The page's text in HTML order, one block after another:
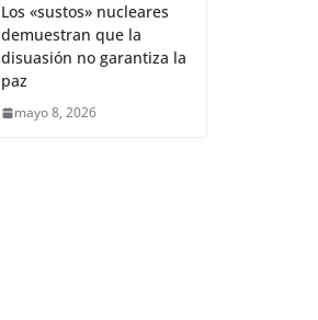
Los «sustos» nucleares
demuestran que la
disuasión no garantiza la
paz
mayo 8, 2026